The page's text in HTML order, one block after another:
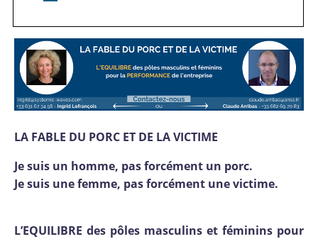
LA FABLE DU PORC ET DE LA VICTIME
Je suis un homme, pas forcément un porc.
Je suis une femme, pas forcément une victime.
L’EQUILIBRE des pôles masculins et féminins pour